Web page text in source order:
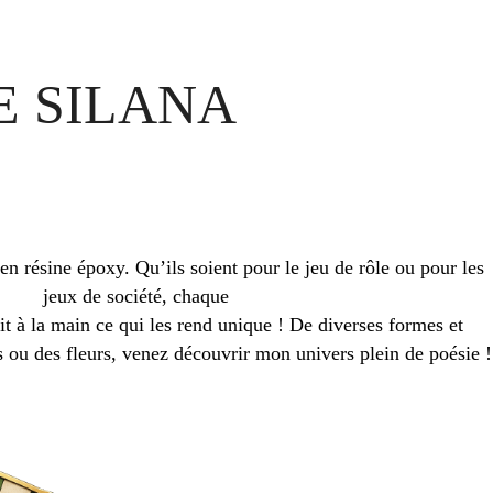
SILANA
résine époxy. Qu’ils soient pour le jeu de rôle ou pour les
jeux de société, chaque
à la main ce qui les rend unique ! De diverses formes et
ou des fleurs, venez découvrir mon univers plein de poésie !